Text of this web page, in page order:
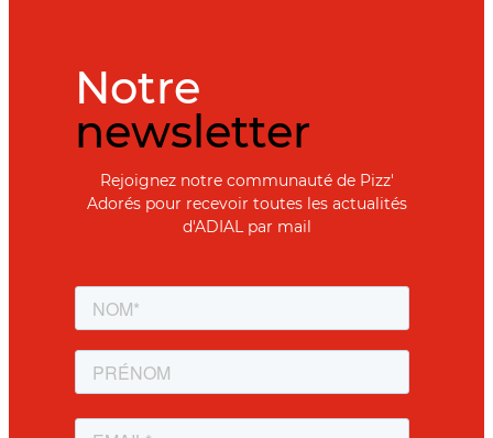
Notre
newsletter
Rejoignez notre communauté de Pizz'
Adorés pour recevoir toutes les actualités
d'ADIAL par mail